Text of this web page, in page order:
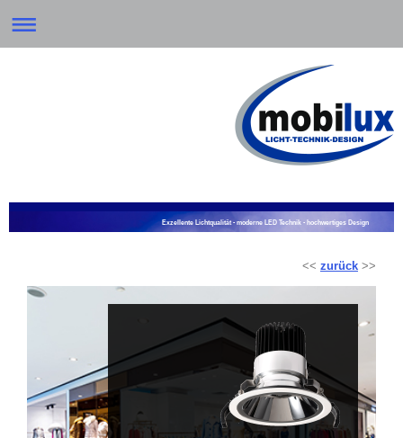
Exzellente Lichtqualität - moderne LED Technik - hochwertiges Design
<< zurück >>